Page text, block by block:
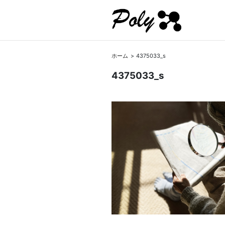
ホーム 4375033_s
4375033_s